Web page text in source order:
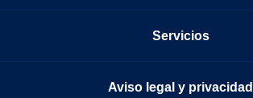
Servicios
Aviso legal y privacidad